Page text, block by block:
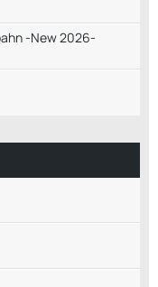
-New 2026-